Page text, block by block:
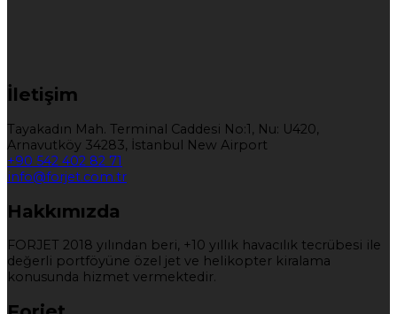
İletişim
Tayakadın Mah. Terminal Caddesi No:1, Nu: U420,
Arnavutköy 34283, İstanbul New Airport
+90 542 402 82 71
info@forjet.com.tr
Hakkımızda
FORJET 2018 yılından beri, +10 yıllık havacılık tecrübesi ile
değerli portföyüne özel jet ve helikopter kiralama
konusunda hizmet vermektedir.